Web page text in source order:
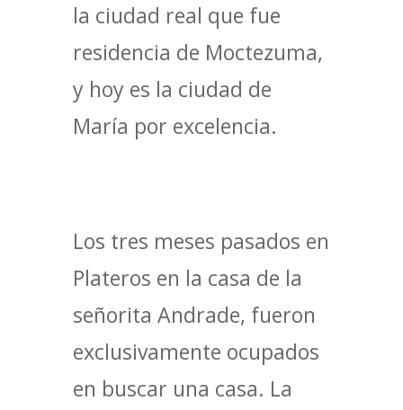
la ciudad real que fue
residencia de Moctezuma,
y hoy es la ciudad de
María por excelencia.
Los tres meses pasados en
Plateros en la casa de la
señorita Andrade, fueron
exclusivamente ocupados
en buscar una casa. La